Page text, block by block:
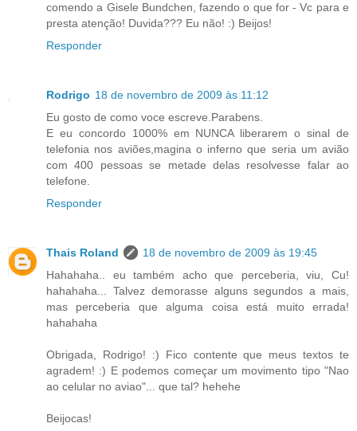
comendo a Gisele Bundchen, fazendo o que for - Vc para e
presta atenção! Duvida??? Eu não! :) Beijos!
Responder
Rodrigo 18 de novembro de 2009 às 11:12
Eu gosto de como voce escreve.Parabens.
E eu concordo 1000% em NUNCA liberarem o sinal de
telefonia nos aviões,magina o inferno que seria um avião
com 400 pessoas se metade delas resolvesse falar ao
telefone.
Responder
Thais Roland
18 de novembro de 2009 às 19:45
Hahahaha.. eu também acho que perceberia, viu, Cu!
hahahaha... Talvez demorasse alguns segundos a mais,
mas perceberia que alguma coisa está muito errada!
hahahaha
Obrigada, Rodrigo! :) Fico contente que meus textos te
agradem! :) E podemos começar um movimento tipo "Nao
ao celular no aviao"... que tal? hehehe
Beijocas!